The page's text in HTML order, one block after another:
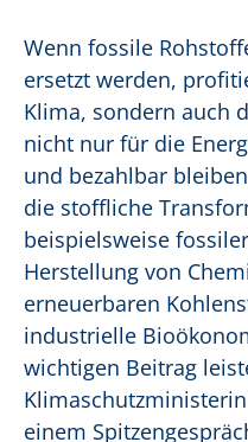
Wenn fossile
ersetzt werden,
Klima, sondern auch
nicht nur für die
und bezahlbar
die stoffliche
beispielsweise
Herstellung von
erneuerbaren
industrielle
wichtigen Beitrag
einem